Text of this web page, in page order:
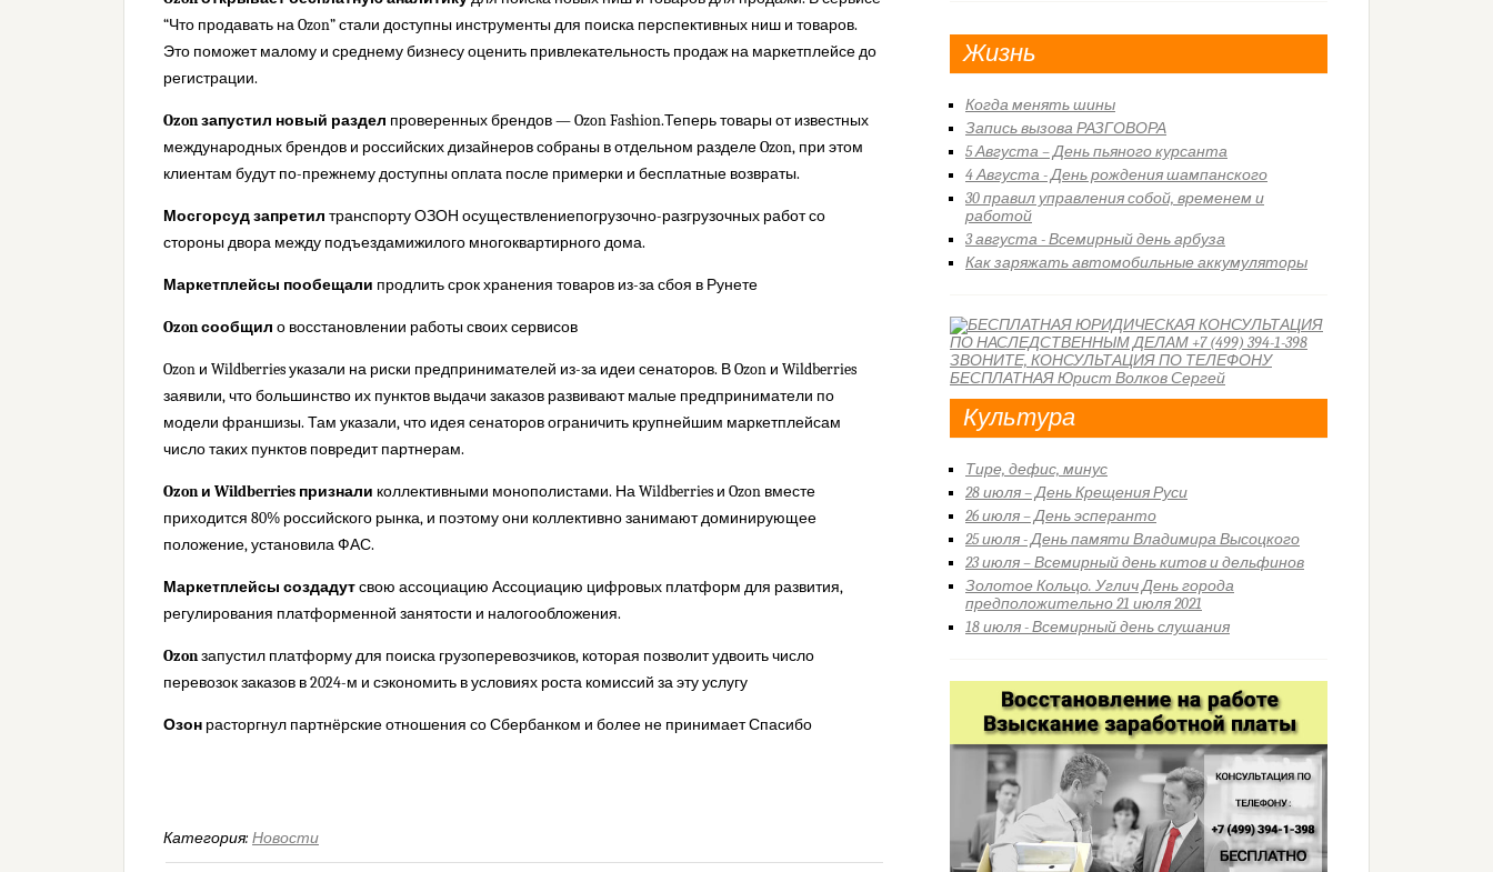
“Что продавать на Ozon” стали доступны инструменты для поиска перспективных ниш и товаров.
Это поможет малому и среднему бизнесу оценить привлекательность продаж на маркетплейсе до
регистрации.
Ozon запустил новый раздел проверенных брендов — Ozon Fashion.Теперь товары от известных
международных брендов и российских дизайнеров собраны в отдельном разделе Ozon, при этом
клиентам будут по-прежнему доступны оплата после примерки и бесплатные возвраты.
Мосгорсудзапретил транспорту ОЗОН осуществлениепогрузочно-разгрузочных работ со
стороны двора между подъездамижилого многоквартирного дома.
Маркетплейсы пообещали продлить срок хранения товаров из-за сбоя в Рунете
Ozon сообщил о восстановлении работы своих сервисов
Ozon и Wildberries указали на риски предпринимателей из-за идеи сенаторов. В Ozon и Wildberries
заявили, что большинство их пунктов выдачи заказов развивают малые предприниматели по
модели франшизы. Там указали, что идея сенаторов ограничить крупнейшим маркетплейсам
число таких пунктов повредит партнерам.
Ozon и Wildberries признали коллективными монополистами. На Wildberries и Ozon вместе
приходится 80% российского рынка, и поэтому они коллективно занимают доминирующее
положение, установила ФАС.
Маркетплейсы создадутсвою ассоциацию Ассоциацию цифровых платформ для развития,
регулирования платформенной занятости и налогообложения.
Ozonзапустил платформу для поиска грузоперевозчиков, которая позволит удвоить число
перевозок заказов в 2024-м и сэкономить в условиях роста комиссий за эту услугу
Озон расторгнул партнёрские отношения со Сбербанком и более не принимает Спасибо
Категория: Новости
Жизнь
Когда менять шины
Запись вызова РАЗГОВОРА
5 Августа – День пьяного курсанта
4 Августа - День рождения шампанского
30 правил управления собой, временем и
работой
3 августа - Всемирный день арбуза
Как заряжать автомобильные аккумуляторы
Культура
Тире, дефис, минус
28 июля – День Крещения Руси
26 июля – День эсперанто
25 июля - День памяти Владимира Высоцкого
23 июля – Всемирный день китов и дельфинов
Золотое Кольцо. Углич День города
предположительно 21 июля 2021
18 июля - Всемирный день слушания